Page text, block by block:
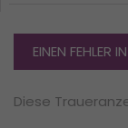
EINEN FEHLER
Diese